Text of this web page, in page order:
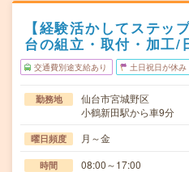
【経験活かしてステッ
台の組立・取付・加工/
交通費別途支給あり 土日祝日が休み
勤務地
仙台市宮城野区
小鶴新田駅から車9分
曜日頻度 月～金
時間 08:00～17:00